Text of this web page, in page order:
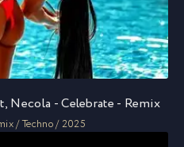
Necola - Celebrate - Remix
/ Techno / 2025